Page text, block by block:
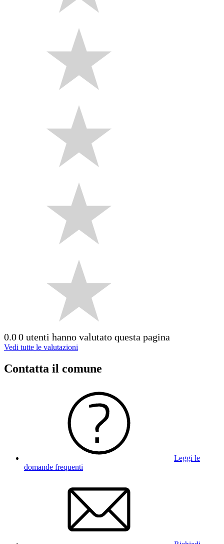
0.00 utenti hanno valutato questa pagina
Vedi tutte le valutazioni
Contatta il comune
Leggi le
domande frequenti